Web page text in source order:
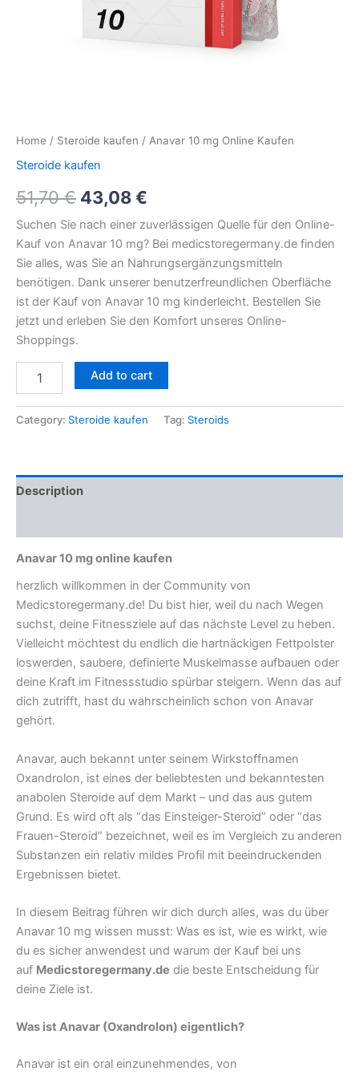
Home / Steroide kaufen / Anavar 10 mg Online Kaufen
Steroide kaufen
51,70€ 43,08€
Suchen Sie nach einer zuverlässigen Quelle für den Online-
Kauf von Anavar 10 mg? Bei medicstoregermany.de finden
Sie alles, was Sie an Nahrungsergänzungsmitteln
benötigen. Dank unserer benutzerfreundlichen Oberfläche
ist der Kauf von Anavar 10 mg kinderleicht. Bestellen Sie
jetzt und erleben Sie den Komfort unseres Online-
Shoppings.
Add to cart
Category: Steroide kaufen Tag: Steroids
Description
Anavar 10 mg online kaufen
herzlich willkommen in der Community von
Medicstoregermany.de! Du bist hier, weil du nach Wegen
suchst, deine Fitnessziele auf das nächste Level zu heben.
Vielleicht möchtest du endlich die hartnäckigen Fettpolster
loswerden, saubere, definierte Muskelmasse aufbauen oder
deine Kraft im Fitnessstudio spürbar steigern. Wenn das auf
dich zutrifft, hast du wahrscheinlich schon von Anavar
gehört.
Anavar, auch bekannt unter seinem Wirkstoffnamen
Oxandrolon, ist eines der beliebtesten und bekanntesten
anabolen Steroide auf dem Markt – und das aus gutem
Grund. Es wird oft als “das Einsteiger-Steroid” oder “das
Frauen-Steroid” bezeichnet, weil es im Vergleich zu anderen
Substanzen ein relativ mildes Profil mit beeindruckenden
Ergebnissen bietet.
In diesem Beitrag führen wir dich durch alles, was du über
Anavar 10 mg wissen musst: Was es ist, wie es wirkt, wie
du es sicher anwendest und warum der Kauf bei uns
auf Medicstoregermany.de die beste Entscheidung für
deine Ziele ist.
Was ist Anavar (Oxandrolon) eigentlich?
Anavar ist ein oral einzunehmendes, von